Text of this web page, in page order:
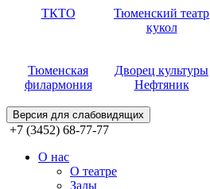
ТКТО
Тюменский театр
кукол
Тюменская
филармония
Дворец культуры
Нефтяник
Версия для слабовидящих
+7 (3452) 68-77-77
О нас
О театре
Залы